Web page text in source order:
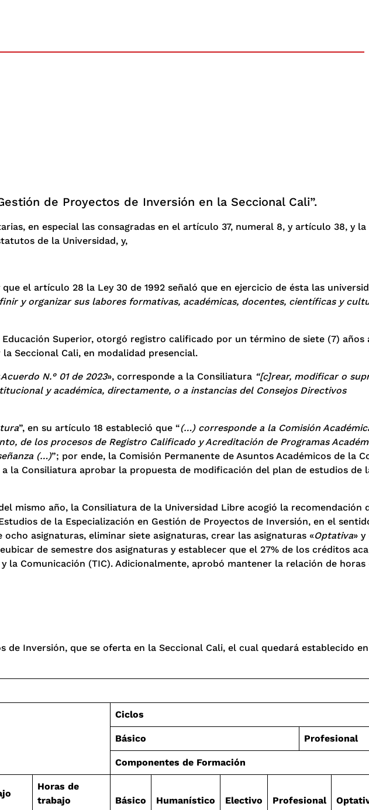
de Proyectos de Inversión en la Seccional Cali”.
en especial las consagradas en el artículo 37, numeral 8, y artículo 38, y la
de la Universidad, y,
que el artículo 28 la Ley 30 de 1992 señaló que en ejercicio de ésta las
y organizar sus labores formativas, académicas, docentes, científicas y
Superior, otorgó registro calificado por un término de siete (7) años
Seccional Cali, en modalidad presencial.
Acuerdo N.° 01 de 2023», corresponde a la Consiliatura “[c]rear, modificar o
y académica, directamente, o a instancias del Consejos Directivos
”, en su artículo 18 estableció que “(…) corresponde a la Comisión
de los procesos de Registro Calificado y Acreditación de Programas
(…)”; por ende, la Comisión Permanente de Asuntos Académicos de la
la Consiliatura aprobar la propuesta de modificación del plan de estudios de
mismo año, la Consiliatura de la Universidad Libre acogió la recomendación
de la Especialización en Gestión de Proyectos de Inversión, en el
asignaturas, eliminar siete asignaturas, crear las asignaturas «Optativa» y
de semestre dos asignaturas y establecer que el 27% de los créditos
Comunicación (TIC). Adicionalmente, aprobó mantener la relación de
Inversión, que se oferta en la Seccional Cali, el cual quedará establecido
Ciclos
Básico Profesional
Componentes de Formación
Horas de
trabajo
Básico Humanístico Electivo Profesional